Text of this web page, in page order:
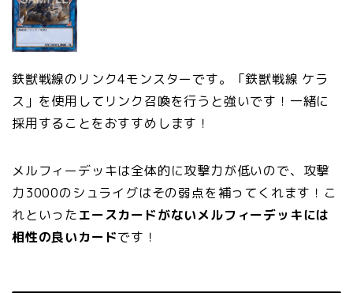
鉄獣戦線のリンク4モンスターです。「鉄獣戦線 ケラ
ス」を使用してリンク召喚を行うと強いです！一緒に
採用することをおすすめします！
メルフィーデッキは全体的に攻撃力が低いので、攻撃
力3000のシュライグはその弱点を補ってくれます！こ
れといったエースカードがないメルフィーデッキには
相性の良いカードです！